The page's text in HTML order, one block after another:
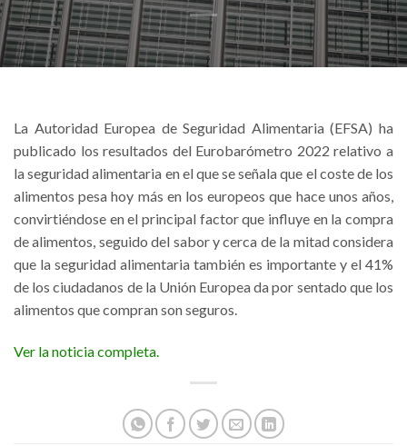
La Autoridad Europea de Seguridad Alimentaria (EFSA) ha
publicado los resultados del Eurobarómetro 2022 relativo a
la seguridad alimentaria en el que se señala que el coste de los
alimentos pesa hoy más en los europeos que hace unos años,
convirtiéndose en el principal factor que influye en la compra
de alimentos, seguido del sabor y cerca de la mitad considera
que la seguridad alimentaria también es importante y el 41%
de los ciudadanos de la Unión Europea da por sentado que los
alimentos que compran son seguros.
Ver la noticia completa.